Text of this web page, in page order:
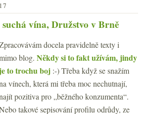
vína, Družstvo v Brně
docela pravidelně texty i
blog. Někdy si to fakt užívám, jindy
je to trochu boj :-) Třeba když se snažím
vínech, která mi třeba moc nechutnají,
pozitiva pro „běžného konzumenta“.
takové sepisování profilu odrůdy, ze